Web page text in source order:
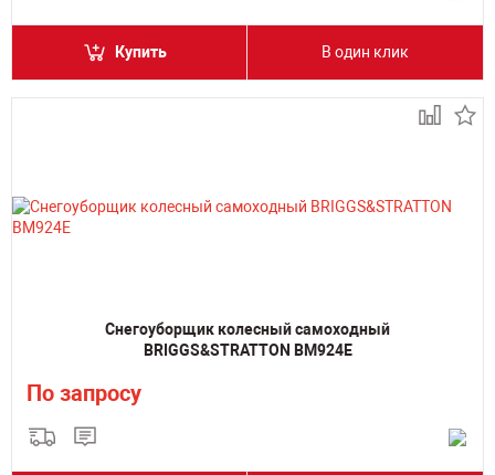
Купить В один клик
Снегоуборщик колесный самоходный
BRIGGS&STRATTON BM924E
По запросу